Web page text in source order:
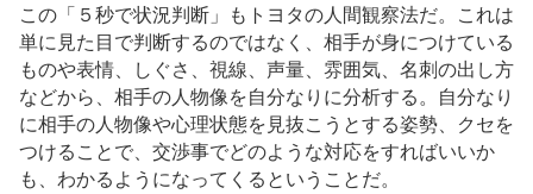
この「５秒で状況判断」もトヨタの人間観察法だ。これは
単に見た目で判断するのではなく、相手が身につけている
ものや表情、しぐさ、視線、声量、雰囲気、名刺の出し方
などから、相手の人物像を自分なりに分析する。自分なり
に相手の人物像や心理状態を見抜こうとする姿勢、クセを
つけることで、交渉事でどのような対応をすればいいか
も、わかるようになってくるということだ。